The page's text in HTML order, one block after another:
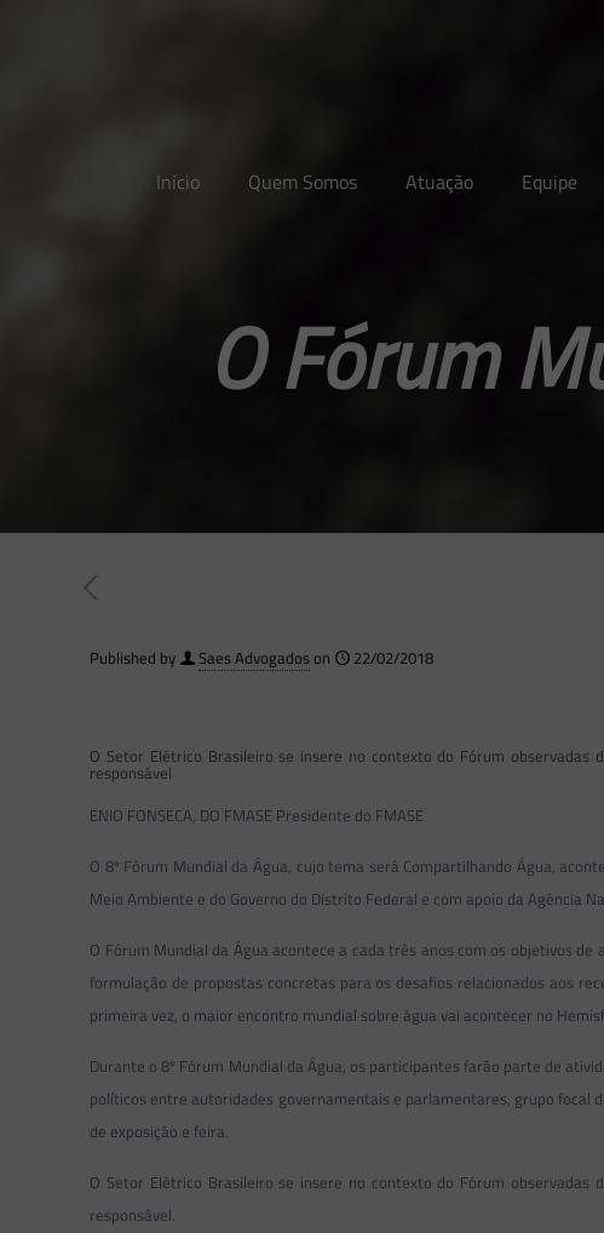
Início Quem Somos Atuação Equipe
O Fórum
Published by Saes Advogadoson 22/02/2018
O Setor Elétrico Brasileiro se insere no contexto do Fórum
responsável
ENIO FONSECA, DO FMASE Presidente do FMASE
O 8º Fórum Mundial da Água, cujo tema será Compartilhando Água,
Meio Ambiente e do Governo do Distrito Federal e com apoio da Agência
O Fórum Mundial da Água acontece a cada três anos com os objetivos
formulação de propostas concretas para os desafios relacionados aos
primeira vez, o maior encontro mundial sobre água vai acontecer no
Durante o 8º Fórum Mundial da Água, os participantes farão parte de
políticos entre autoridades governamentais e parlamentares, grupo focal
de exposição e feira.
O Setor Elétrico Brasileiro se insere no contexto do Fórum
responsável.